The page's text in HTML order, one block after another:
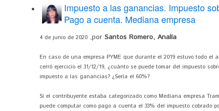
Impuesto a las ganancias. Impuesto
Pago a cuenta. Mediana empresa
4 de junio de 2020 ,por Santos Romero, Analía
En caso de una empresa PYME que durante el 2019 estuvo todo el
cerró ejercicio el 31/12/19, ¿cuánto se puede tomar del impuesto
impuesto a las ganancias? ¿Sería el 60%?
Si el contribuyente estaba categorizado como Mediana empresa
puede computar como pago a cuenta el 33% del impuesto cobrado